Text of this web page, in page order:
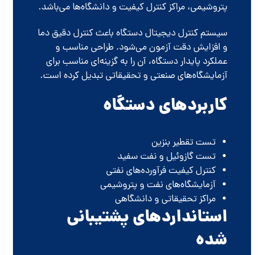
پتروشیمی، مراکز کنترل کیفیت و دانشگاه‌ها می‌باشد.
سیستم کنترل دیجیتال دستگاه باعث کنترل دقیق دما
و افزایش دقت آزمون می‌شود. طراحی مناسب و
عملکرد پایدار دستگاه، آن را به گزینه‌ای مناسب برای
آزمایشگاه‌های صنعتی و تحقیقاتی تبدیل کرده است.
کاربردهای دستگاه
تست تقطیر بنزین
تست گازوئیل و نفت سفید
کنترل کیفیت فرآورده‌های نفتی
آزمایشگاه‌های نفت و پتروشیمی
مراکز تحقیقاتی و دانشگاهی
استانداردهای پشتیبانی
شده